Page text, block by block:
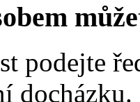
podejte
docházku.